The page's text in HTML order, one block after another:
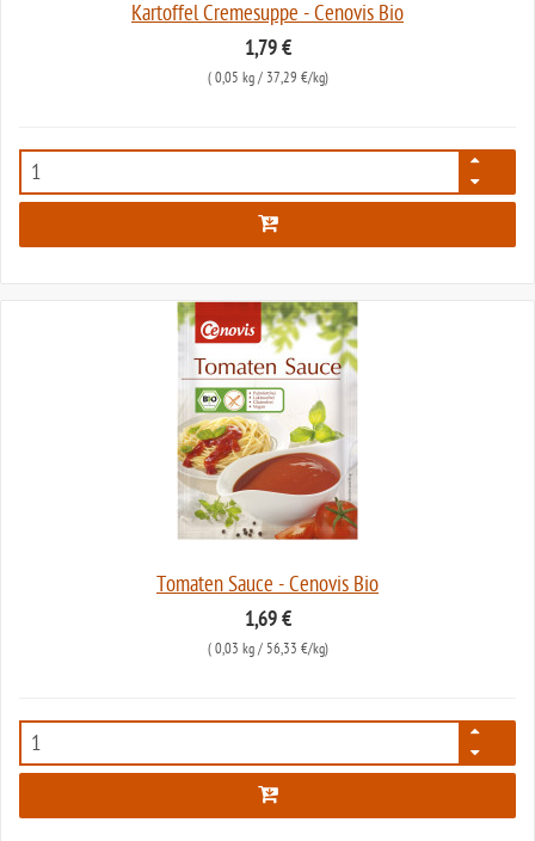
Kartoffel Cremesuppe - Cenovis Bio
1,79 €
( 0,05 kg/ 37,29 €/kg)
200
Tomaten Sauce - Cenovis Bio
1,69 €
( 0,03 kg/ 56,33 €/kg)
206